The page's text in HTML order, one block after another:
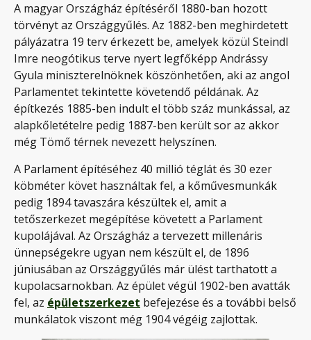
A magyar Országház építéséről 1880-ban hozott
törvényt az Országgyűlés. Az 1882-ben meghirdetett
pályázatra 19 terv érkezett be, amelyek közül Steindl
Imre neogótikus terve nyert legfőképp Andrássy
Gyula miniszterelnöknek köszönhetően, aki az angol
Parlamentet tekintette követendő példának. Az
építkezés 1885-ben indult el több száz munkással, az
alapkőletételre pedig 1887-ben került sor az akkor
még Tömő térnek nevezett helyszínen.
A Parlament építéséhez 40 millió téglát és 30 ezer
köbméter követ használtak fel, a kőművesmunkák
pedig 1894 tavaszára készültek el, amit a
tetőszerkezet megépítése követett a Parlament
kupolájával. Az Országház a tervezett millenáris
ünnepségekre ugyan nem készült el, de 1896
júniusában az Országgyűlés már ülést tarthatott a
kupolacsarnokban. Az épület végül 1902-ben avatták
fel, az épületszerkezet befejezése és a további belső
munkálatok viszont még 1904 végéig zajlottak.